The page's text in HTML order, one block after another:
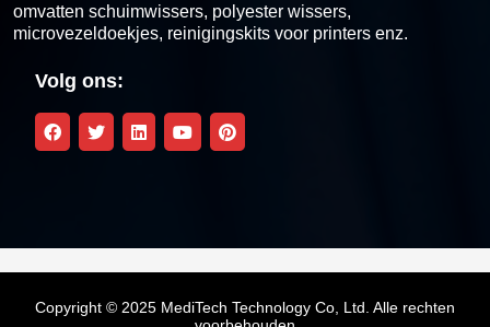
omvatten schuimwissers, polyester wissers,
microvezeldoekjes, reinigingskits voor printers enz.
Volg ons:
Copyright © 2025 MediTech Technology Co, Ltd. Alle rechten